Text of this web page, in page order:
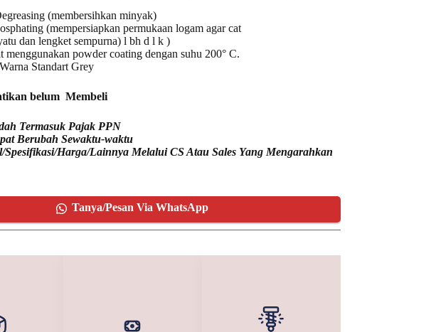
(membersihkan minyak)
(mempersiapkan permukaan logam agar cat
dan lengket sempurna) l bh d l k )
menggunakan powder coating dengan suhu 200° C.
Standart Grey
belum Membeli
Termasuk Pajak PPN
Berubah Sewaktu-waktu
Spesifikasi/Harga/Lainnya Melalui CS Atau Sales Yang Mengarahkan
Tanya/Pesan Via WhatsApp